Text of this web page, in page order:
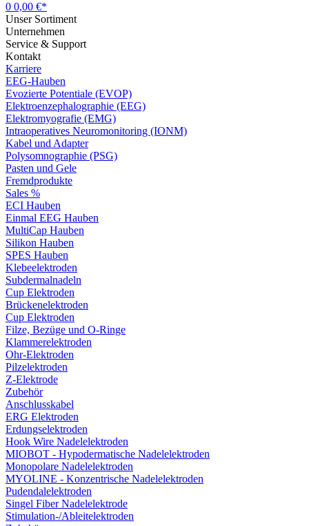
0 0,00 €*
Unser Sortiment
Unternehmen
Service & Support
Kontakt
Karriere
EEG-Hauben
Evozierte Potentiale (EVOP)
Elektroenzephalographie (EEG)
Elektromyografie (EMG)
Intraoperatives Neuromonitoring (IONM)
Kabel und Adapter
Polysomnographie (PSG)
Pasten und Gele
Fremdprodukte
Sales %
ECI Hauben
Einmal EEG Hauben
MultiCap Hauben
Silikon Hauben
SPES Hauben
Klebeelektroden
Subdermalnadeln
Cup Elektroden
Brückenelektroden
Cup Elektroden
Filze, Bezüge und O-Ringe
Klammerelektroden
Ohr-Elektroden
Pilzelektroden
Z-Elektrode
Zubehör
Anschlusskabel
ERG Elektroden
Erdungselektroden
Hook Wire Nadelelektroden
MIOBOT - Hypodermatische Nadelelektroden
Monopolare Nadelelektroden
MYOLINE - Konzentrische Nadelelektroden
Pudendalelektroden
Singel Fiber Nadelelektrode
Stimulation-/Ableitelektroden